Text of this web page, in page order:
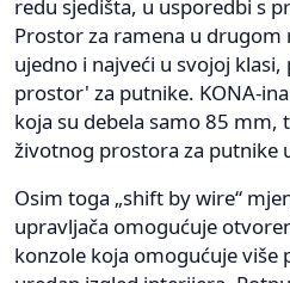
redu sjedišta, u usporedbi s
Prostor za ramena u
ujedno i najveći u svojoj
prostor' za putnike. KONA-
koja su debela samo 85 mm,
životnog prostora za putnike
Osim toga „shift by wire“
upravljača omogućuje
konzole koja omogućuje više